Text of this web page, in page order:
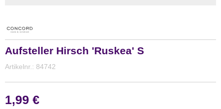
Aufsteller Hirsch 'Ruskea' S
Artikelnr.: 84742
1,99 €